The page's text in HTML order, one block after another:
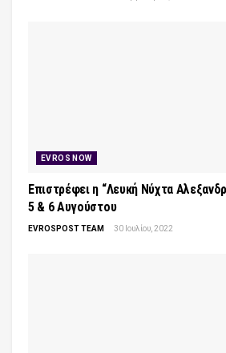
EVROS NOW
Επιστρέφει η “Λευκή Νύχτα
5 & 6 Αυγούστου
EVROSPOST TEAM 30 Ιουλίου, 2022